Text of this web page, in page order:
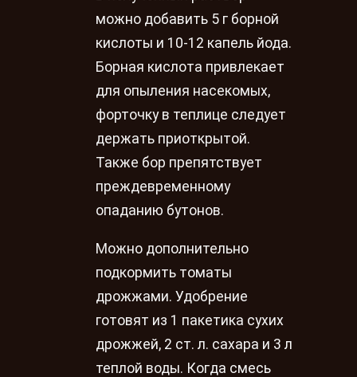
можно добавить 5 г борной
кислоты и 10-12 капель йода.
Борная кислота привлекает
для опыления насекомых,
форточку в теплице следует
держать приоткрытой.
Также бор препятствует
преждевременному
опаданию бутонов.
Можно дополнительно
подкормить томаты
дрожжами. Удобрение
готовят из 1 пакетика сухих
дрожжей, 2 ст. л. сахара и 3 л
теплой воды. Когда смесь